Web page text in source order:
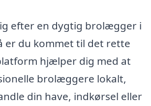
efter en dygtig brolægger i
er du kommet til det rette
hjælper dig med at
brolæggere lokalt,
din have, indkørsel eller